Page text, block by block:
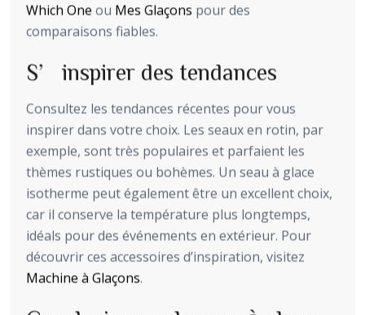
Which One ou Mes Glaçons pour des
comparaisons fiables.
S’inspirer des tendances
Consultez les tendances récentes pour vous
inspirer dans votre choix. Les seaux en rotin, par
exemple, sont très populaires et parfaient les
thèmes rustiques ou bohèmes. Un seau à glace
isotherme peut également être un excellent choix,
car il conserve la température plus longtemps,
idéals pour des événements en extérieur. Pour
découvrir ces accessoires d’inspiration, visitez
Machine à Glaçons.